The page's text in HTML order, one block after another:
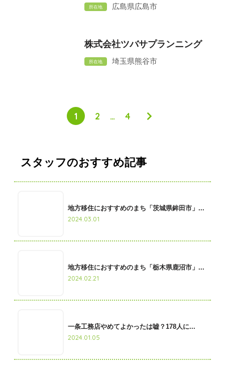
所在地 広島県広島市
株式会社ツバサプランニング
所在地 埼玉県熊谷市
1 2 … 4
スタッフのおすすめ記事
地方移住におすすめのまち「茨城県鉾田市」...
2024.03.01
地方移住におすすめのまち「栃木県鹿沼市」...
2024.02.21
一条工務店やめてよかったは嘘？178人に...
2024.01.05